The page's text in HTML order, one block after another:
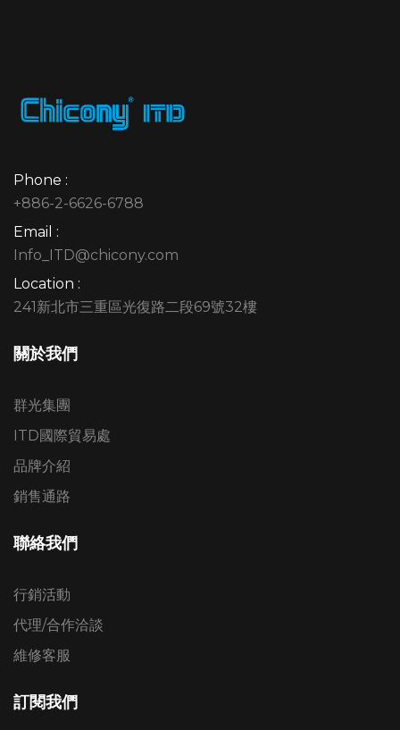
Phone :
+886-2-6626-6788
Email :
Info_ITD@chicony.com
Location :
241新北市三重區光復路二段69號32樓
關於我們
群光集團
ITD國際貿易處
品牌介紹
銷售通路
聯絡我們
行銷活動
代理/合作洽談
維修客服
訂閱我們